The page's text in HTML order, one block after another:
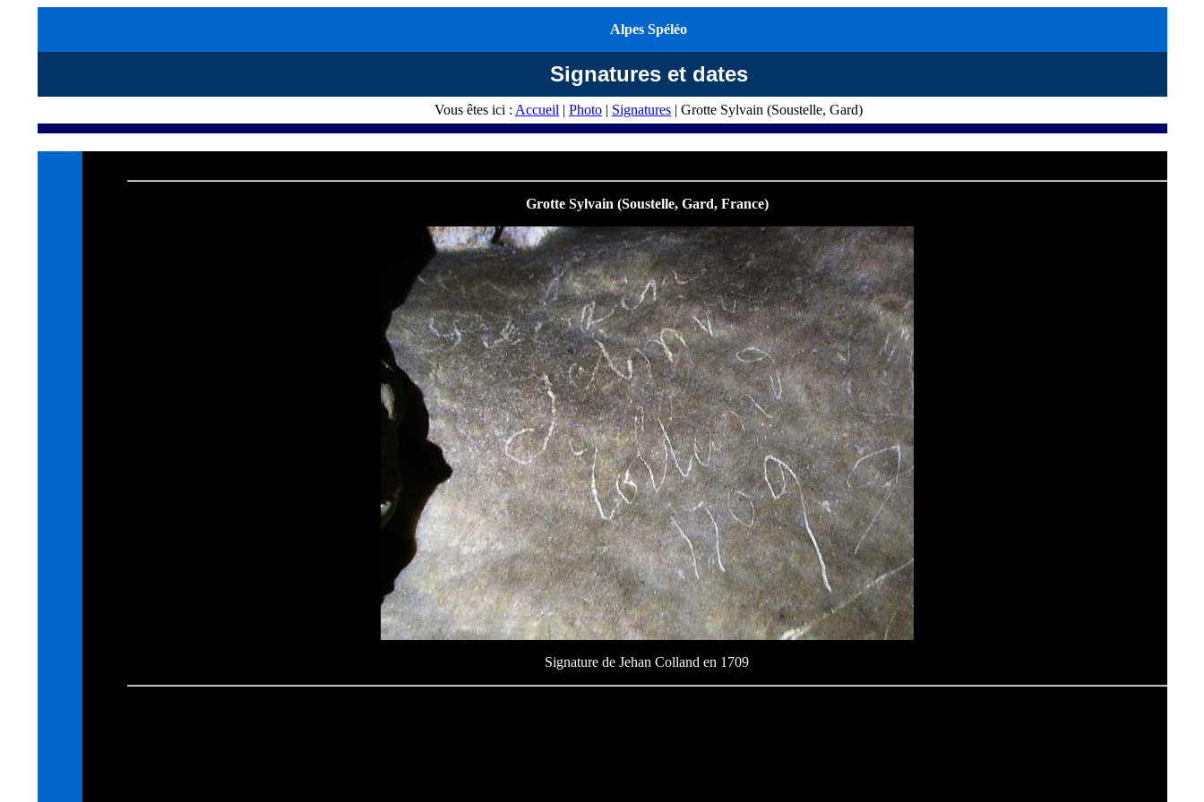
Alpes Spéléo
Signatures et dates
Vous êtes ici : Accueil | Photo | Signatures | Grotte Sylvain (Soustelle, Gard)
Grotte Sylvain (Soustelle, Gard, France)
Signature de Jehan Colland en 1709